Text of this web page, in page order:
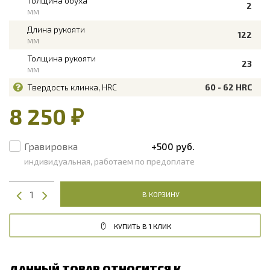
мм
2
Длина рукояти
мм
122
Толщина рукояти
мм
23
Твердость клинка, HRC 60 - 62 HRC
8 250 ₽
Гравировка +500 руб.
индивидуальная, работаем по предоплате
В КОРЗИНУ
КУПИТЬ В 1 КЛИК